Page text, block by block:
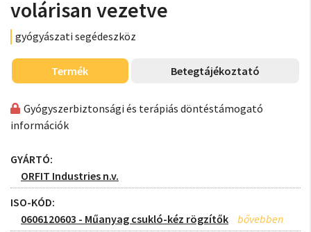
volárisan vezetve
gyógyászati segédeszköz
Termék Betegtájékoztató
Gyógyszerbiztonsági és terápiás döntéstámogató
információk
GYÁRTÓ:
ORFIT Industries n.v.
ISO-KÓD:
0606120603 - Műanyag csukló-kéz rögzítők